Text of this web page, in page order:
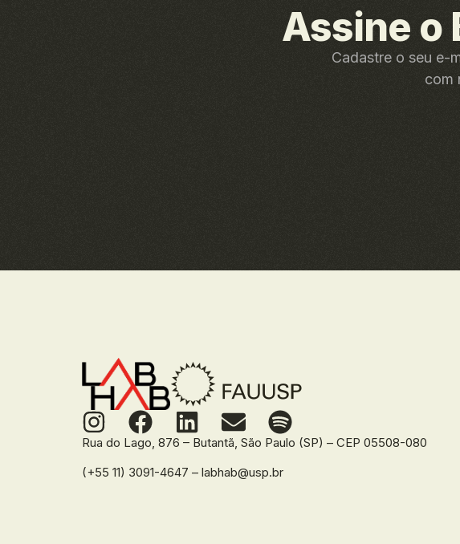
Assine o
Cadastre o seu e-
com
Rua do Lago, 876 – Butantã, São Paulo (SP) – CEP 05508-080
(+55 11) 3091-4647 – labhab@usp.br